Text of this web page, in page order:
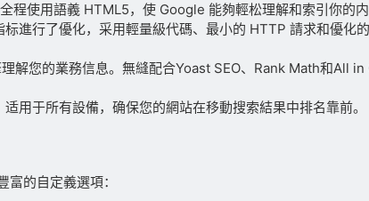
使用語義 HTML5，使 Google 能夠輕松理解和索引你的内
進行了優化，采用輕量級代碼、最小的 HTTP 請求和優化
解您的業務信息。無縫配合Yoast SEO、Rank Math和All in
用于所有設備，确保您的網站在移動搜索結果中排名靠前。
的自定義選項：